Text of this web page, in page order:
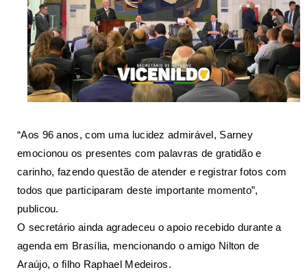
“Aos 96 anos, com uma lucidez admirável, Sarney
emocionou os presentes com palavras de gratidão e
carinho, fazendo questão de atender e registrar fotos com
todos que participaram deste importante momento”,
publicou.
O secretário ainda agradeceu o apoio recebido durante a
agenda em Brasília, mencionando o amigo Nilton de
Araújo, o filho Raphael Medeiros.